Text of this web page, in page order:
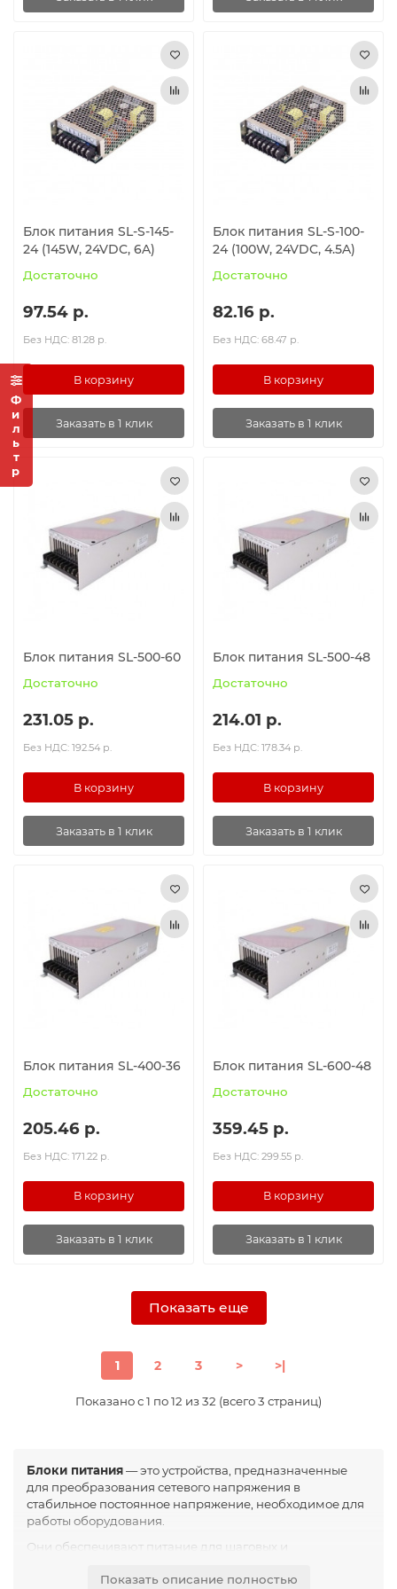
Фильтр
Блок питания SL-S-145-
24 (145W, 24VDC, 6A)
Достаточно
97.54 р.
Без НДС: 81.28 р.
В корзину
Заказать в 1 клик
Блок питания SL-S-100-
24 (100W, 24VDC, 4.5A)
Достаточно
82.16 р.
Без НДС: 68.47 р.
В корзину
Заказать в 1 клик
Блок питания SL-500-60
Достаточно
231.05 р.
Без НДС: 192.54 р.
В корзину
Заказать в 1 клик
Блок питания SL-500-48
Достаточно
214.01 р.
Без НДС: 178.34 р.
В корзину
Заказать в 1 клик
Блок питания SL-400-36
Достаточно
205.46 р.
Без НДС: 171.22 р.
В корзину
Заказать в 1 клик
Блок питания SL-600-48
Достаточно
359.45 р.
Без НДС: 299.55 р.
В корзину
Заказать в 1 клик
Показать еще
1 2 3 > >|
Показано с 1 по 12 из 32 (всего 3 страниц)
Блоки питания— это устройства, предназначенные
для преобразования сетевого напряжения в
стабильное постоянное напряжение, необходимое для
работы оборудования.
Они обеспечивают питание для шаговых и
частотных преобразователей и других компонентов
Показать описание полностью